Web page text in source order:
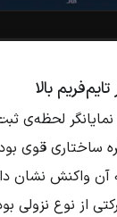
بالا
نمایانگر
ساختاری قوی
آن واکنش نشان
از نوع نزولی